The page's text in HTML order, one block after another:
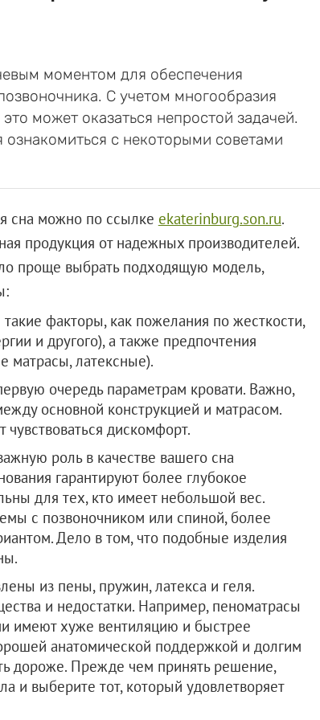
моментом для обеспечения
С учетом многообразия
может оказаться непростой задачей.
с некоторыми советами
сна можно по ссылке ekaterinburg.son.ru.
продукция от надежных производителей.
проще выбрать подходящую модель,
факторы, как пожелания по жесткости,
и другого), а также предпочтения
матрасы, латексные).
очередь параметрам кровати. Важно,
основной конструкцией и матрасом.
дискомфорт.
роль в качестве вашего сна
гарантируют более глубокое
для тех, кто имеет небольшой вес.
с позвоночником или спиной, более
Дело в том, что подобные изделия
из пены, пружин, латекса и геля.
и недостатки. Например, пеноматрасы
имеют хуже вентиляцию и быстрее
анатомической поддержкой и долгим
дороже. Прежде чем принять решение,
и выберите тот, который удовлетворяет